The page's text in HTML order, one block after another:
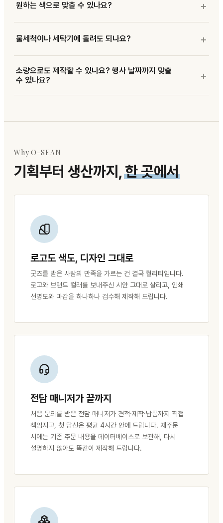
원하는 색으로 맞출 수 있나요?
물세척이나 세탁기에 돌려도 되나요?
소량으로도 제작할 수 있나요? 행사 날짜까지 맞출
수 있나요?
Why O-SEAN
기획부터 생산까지,한 곳에서
로고도 색도, 디자인 그대로
굿즈를 받은 사람의 만족을 가르는 건 결국 퀄리티입니다.
로고와 브랜드 컬러를 보내주신 시안 그대로 살리고, 인쇄
선명도와 마감을 하나하나 검수해 제작해 드립니다.
전담 매니저가 끝까지
처음 문의를 받은 전담 매니저가 견적·제작·납품까지 직접
책임지고, 첫 답신은 평균 4시간 안에 드립니다. 재주문
시에는 기존 주문 내용을 데이터베이스로 보관해, 다시
설명하지 않아도 똑같이 제작해 드립니다.